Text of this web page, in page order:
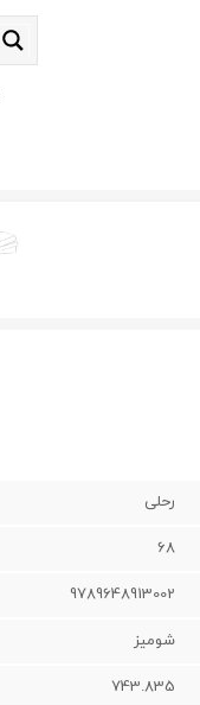
رحلی
68
9789648913002
شوميز
743.835